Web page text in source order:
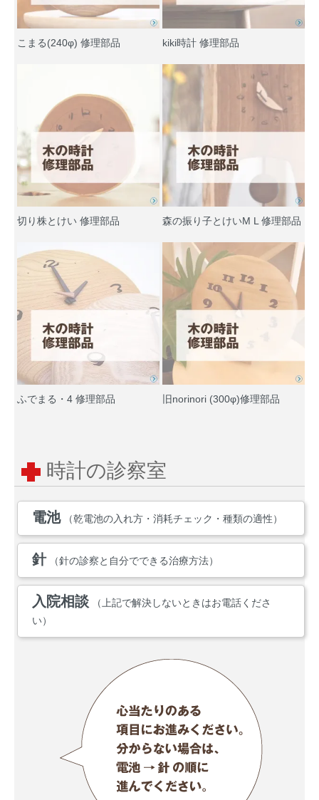
こまる(240φ) 修理部品 kiki時計 修理部品
切り株とけい 修理部品 森の振り子とけいM L 修理部品
ふでまる・4 修理部品 旧norinori (300φ)修理部品
時計の診察室
電池（乾電池の入れ方・消耗チェック・種類の適性）
針（針の診察と自分でできる治療方法）
入院相談 （上記で解決しないときはお電話くださ
い）